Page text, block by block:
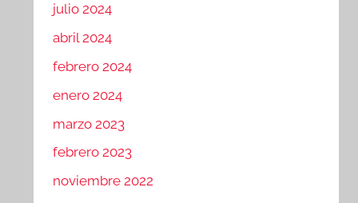
julio 2024
abril 2024
febrero 2024
enero 2024
marzo 2023
febrero 2023
noviembre 2022